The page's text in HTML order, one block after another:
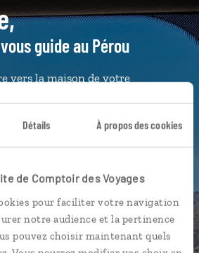
Détails À propos des cookies
de Comptoir des Voyages
pour faciliter votre navigation
notre audience et la pertinence
pouvez choisir maintenant quels
guide au Pérou
vers la maison de votre
de
cevicherias
sites incas
à composer